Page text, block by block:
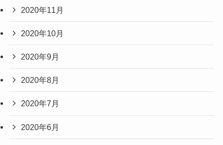
2020年11月
2020年10月
2020年9月
2020年8月
2020年7月
2020年6月